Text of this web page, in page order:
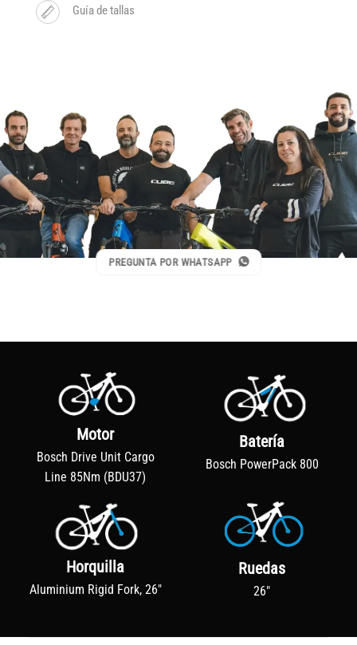
Guía de tallas
PREGUNTA POR WHATSAPP
Motor
Bosch Drive Unit Cargo
Line 85Nm (BDU37)
Batería
Bosch PowerPack 800
Horquilla
Aluminium Rigid Fork, 26"
Ruedas
26"